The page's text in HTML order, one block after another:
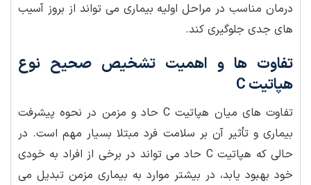
درمان مناسب در مراحل اولیه بیماری می تواند از بروز آسیب
های جدی جلوگیری کند.
تفاوت ها و اهمیت تشخیص صحیح نوع
هپاتیت C
تفاوت های میان هپاتیت C حاد و مزمن در نحوه پیشرفت
بیماری و تأثیر آن بر سلامت فرد مبتلا بسیار مهم است. در
حالی که هپاتیت C حاد می تواند در برخی از افراد به خودی
خود بهبود یابد، در بیشتر موارد به بیماری مزمن تبدیل می